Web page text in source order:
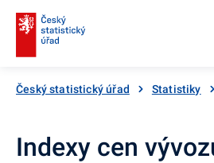
Český statistický úřad Statistiky
Indexy cen